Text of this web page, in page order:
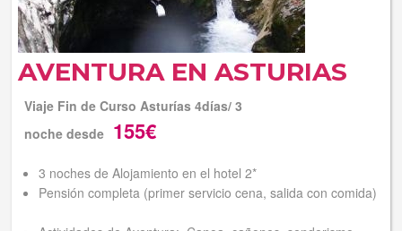
AVENTURA EN ASTURIAS
Viaje Fin de Curso Asturías 4días/ 3
noche desde 155€
3 noches de Alojamiento en el hotel 2*
Pensión completa (primer servicio cena, salida con comida)